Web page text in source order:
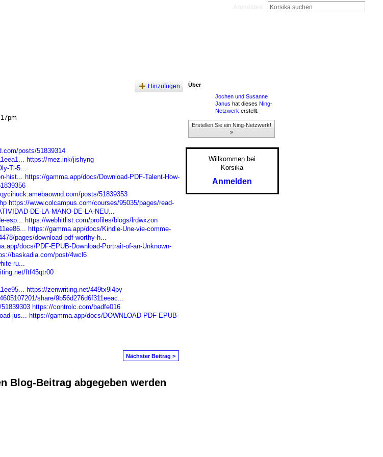
Hinzufügen
posts/51839314
https://mez.ink/jishyng
Tl-5...
hist... https://gamma.app/docs/Download-PDF-Talent-How-
posts/51839353
https://www.colcampus.com/courses/95035/pages/read-
DE-LA-MANO-DE-LA-NEU...
esp... https://webhitlist.com/profiles/blogs/lrdwxzon
https://gamma.app/docs/Kindle-Une-vie-comme-
pages/download-pdf-worthy-h...
docs/PDF-EPUB-Download-Portrait-of-an-Unknown-
baskadia.com/post/4wcl6
ru...
ftf45qtr00
https://zenwriting.net/449tx9l4py
share/9b56d276d6f311eeac...
https://controlc.com/badfe016
jus... https://gamma.app/docs/DOWNLOAD-PDF-EPUB-
Nächster Beitrag >
Blog-Beitrag abgegeben werden
Über
Jochen und Susanne
Janus hat dieses Ning-
Netzwerk erstellt.
Erstellen Sie ein Ning-Netzwerk!
»
Willkommen bei
Korsika
Anmelden